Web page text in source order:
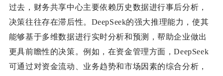
过去， 财务共享中心主要依赖历史数据进行事后分析，
决策往往存在滞后性。DeepSeek的强大推理能力，使其
能够基于多维数据进行实时分析和预测，帮助企业做出
更具前瞻性的决策。例如，在资金管理方面，DeepSeek
可通过对资金流动、业务趋势和市场因素的综合分析，